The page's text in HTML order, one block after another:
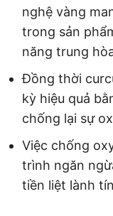
nghệ vàng
trong sản
năng trung
Đồng thời
kỳ hiệu quả
chống lại sự
Việc chống
trình ngăn
tiền liệt lành